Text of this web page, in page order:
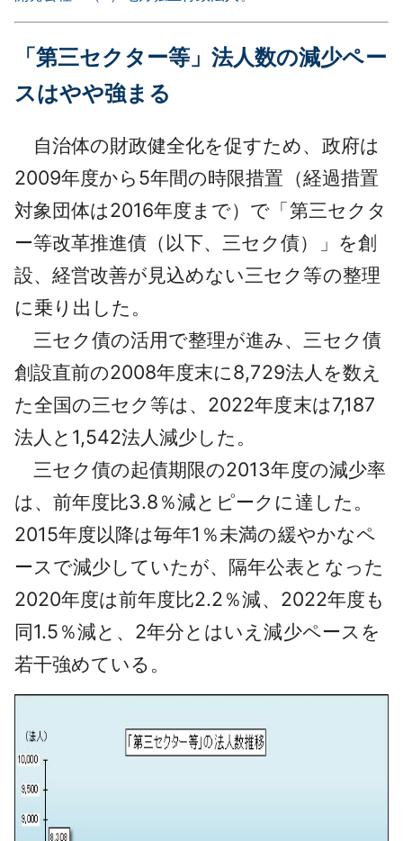
「第三セクター等」法人数の減少ペー
スはやや強まる
自治体の財政健全化を促すため、政府は
2009年度から5年間の時限措置（経過措置
対象団体は2016年度まで）で「第三セクタ
ー等改革推進債（以下、三セク債）」を創
設、経営改善が見込めない三セク等の整理
に乗り出した。
三セク債の活用で整理が進み、三セク債
創設直前の2008年度末に8,729法人を数え
た全国の三セク等は、2022年度末は7,187
法人と1,542法人減少した。
三セク債の起債期限の2013年度の減少率
は、前年度比3.8％減とピークに達した。
2015年度以降は毎年1％未満の緩やかなペ
ースで減少していたが、隔年公表となった
2020年度は前年度比2.2％減、2022年度も
同1.5％減と、2年分とはいえ減少ペースを
若干強めている。